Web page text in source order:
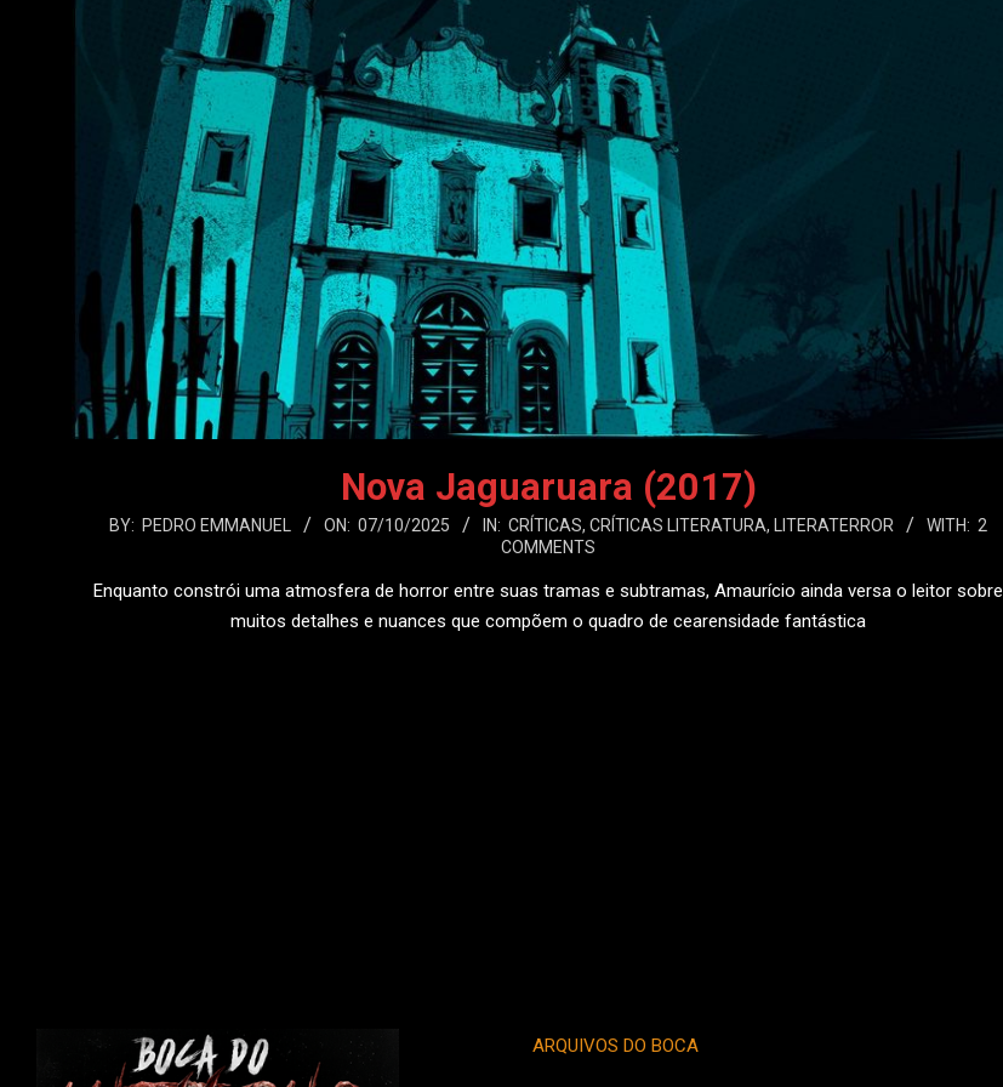
Nova Jaguaruara (2017)
2025-BY: PEDRO EMMANUEL ON: 07/10/2025 IN: CRÍTICAS, CRÍTICAS LITERATURA, LITERATERROR WITH: 2
COMMENTS
Enquanto constrói uma atmosfera de horror entre suas tramas e subtramas, Amaurício ainda versa o leitor sobre
muitos detalhes e nuances que compõem o quadro de cearensidade fantástica
ARQUIVOS DO BOCA